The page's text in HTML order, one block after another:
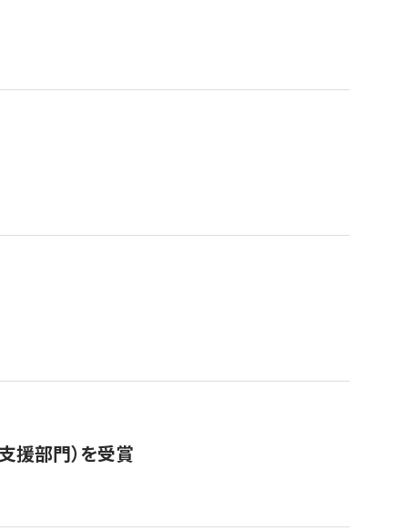
援部門）を受賞